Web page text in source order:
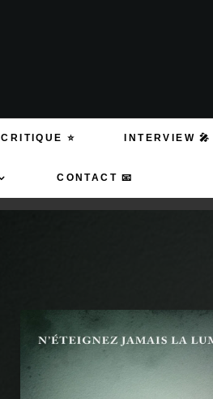
CRITIQUE ⭐ INTERVIEW 🎤
CONTACT 📧